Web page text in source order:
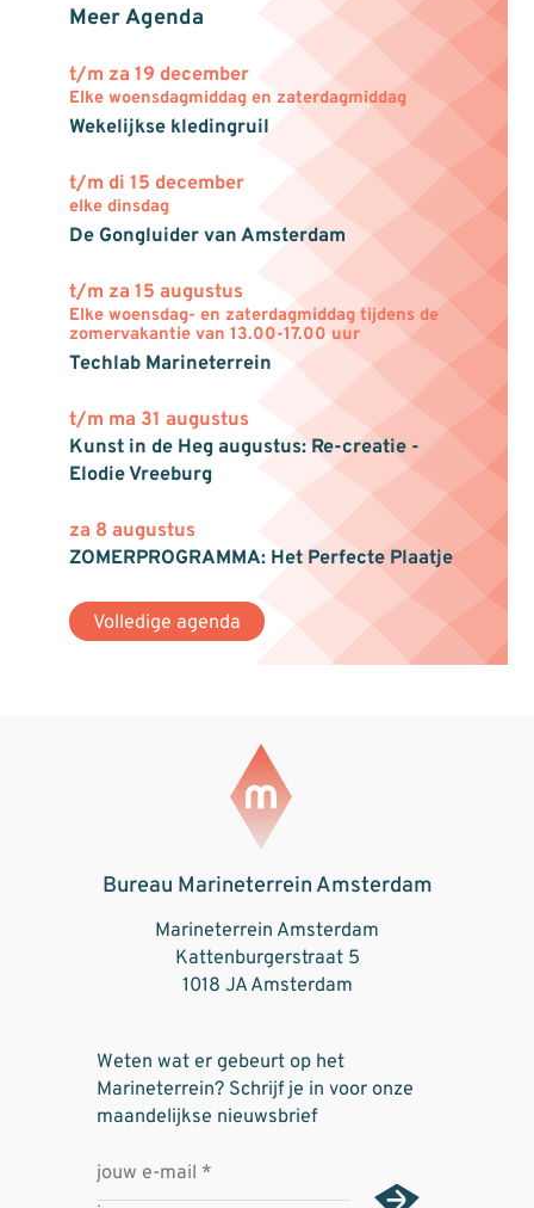
Meer Agenda
t/m za 19 december
Elke woensdagmiddag en zaterdagmiddag
Wekelijkse kledingruil
t/m di 15 december
elke dinsdag
De Gongluider van Amsterdam
t/m za 15 augustus
Elke woensdag- en zaterdagmiddag tijdens de
zomervakantie van 13.00-17.00 uur
Techlab Marineterrein
t/m ma 31 augustus
Kunst in de Heg augustus: Re-creatie -
Elodie Vreeburg
za 8 augustus
ZOMERPROGRAMMA: Het Perfecte Plaatje
Volledige agenda
Bureau Marineterrein Amsterdam
Marineterrein Amsterdam
Kattenburgerstraat 5
1018 JA Amsterdam
Weten wat er gebeurt op het
Marineterrein? Schrijf je in voor onze
maandelijkse nieuwsbrief